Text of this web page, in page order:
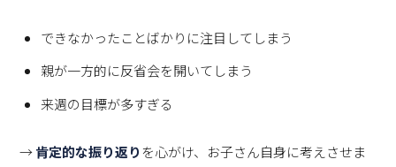
できなかったことばかりに注目してしまう
親が一方的に反省会を開いてしまう
来週の目標が多すぎる
→肯定的な振り返りを心がけ、お子さん自身に考えさせま